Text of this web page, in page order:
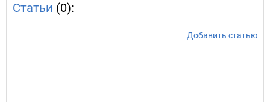
Статьи (0):
Добавить статью